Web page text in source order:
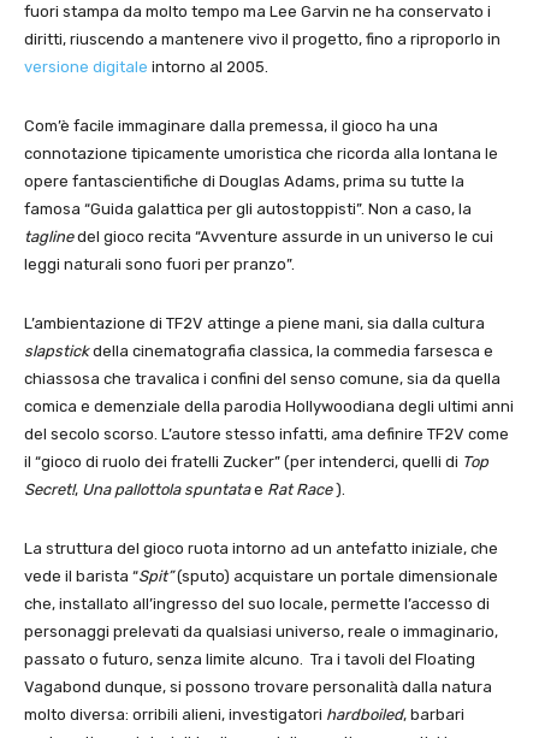
fuori stampa da molto tempo ma Lee Garvin ne ha conservato i
diritti, riuscendo a mantenere vivo il progetto, fino a riproporlo in
versione digitale intorno al 2005.
Com’è facile immaginare dalla premessa, il gioco ha una
connotazione tipicamente umoristica che ricorda alla lontana le
opere fantascientifiche di Douglas Adams, prima su tutte la
famosa “Guida galattica per gli autostoppisti”. Non a caso, la
taglinedel gioco recita “Avventure assurde in un universo le cui
leggi naturali sono fuori per pranzo”.
L’ambientazione di TF2V attinge a piene mani, sia dalla cultura
slapstickdella cinematografia classica, la commedia farsesca e
chiassosa che travalica i confini del senso comune, sia da quella
comica e demenziale della parodia Hollywoodiana degli ultimi anni
del secolo scorso. L’autore stesso infatti, ama definire TF2V come
il “gioco di ruolo dei fratelli Zucker” (per intenderci, quelli di Top
Secret!, Una pallottola spuntatae Rat Race).
La struttura del gioco ruota intorno ad un antefatto iniziale, che
vede il barista “Spit”(sputo) acquistare un portale dimensionale
che, installato all’ingresso del suo locale, permette l’accesso di
personaggi prelevati da qualsiasi universo, reale o immaginario,
passato o futuro, senza limite alcuno. Tra i tavoli del Floating
Vagabond dunque, si possono trovare personalità dalla natura
molto diversa: orribili alieni, investigatori hardboiled, barbari